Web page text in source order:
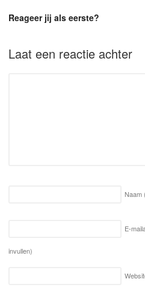
Reageer jij als eerste?
Laat een reactie achter
Naam
E-
invullen)